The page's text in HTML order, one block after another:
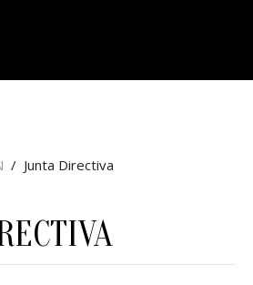
Junta Directiva